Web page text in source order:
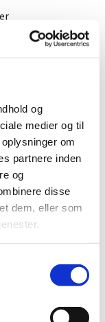
og
medier og til
om
partnere inden
og
disse
dem, eller som
altså, at
til Rødovre
skal
hvert